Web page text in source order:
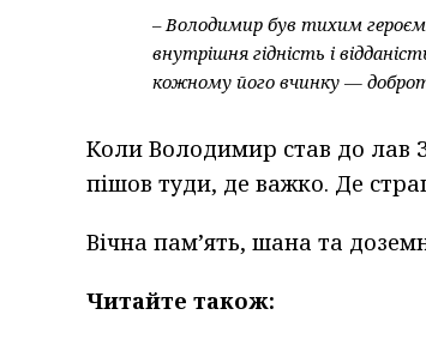
– Володимир був тихим
внутрішня гідність і
кожному його вчинку —
Коли Володимир став до лав
пішов туди, де важко. Де
Вічна пам’ять, шана та
Читайте також: